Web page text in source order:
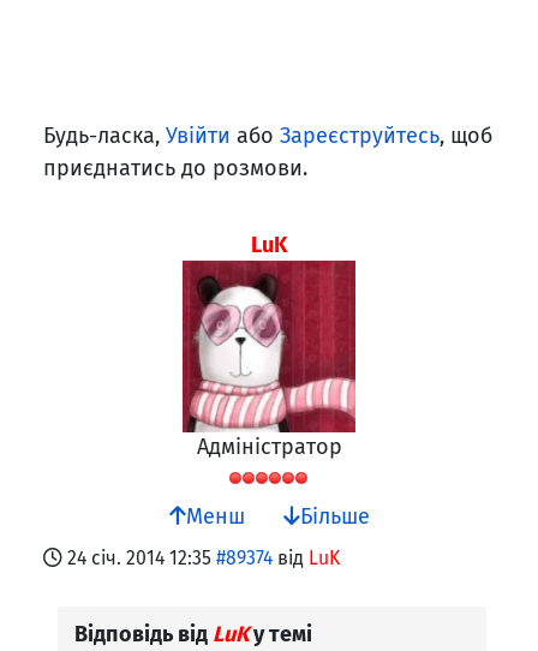
Будь-ласка, Увійти або Зареєструйтесь, щоб
приєднатись до розмови.
LuK
Адміністратор
Менш Більше
24 січ. 2014 12:35 #89374 від LuK
Відповідь від LuKу темі